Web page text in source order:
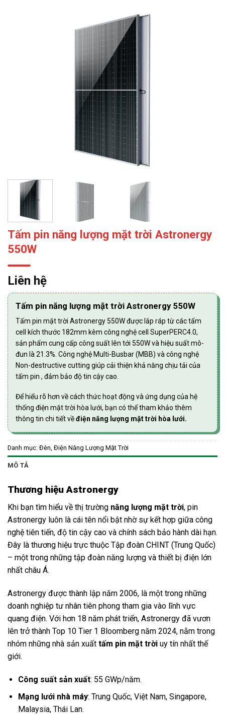
Tấm pin năng lượng mặt trời Astronergy
550W
Liên hệ
Tấm pin năng lượng mặt trời Astronergy 550W
Tấm pin mặt trời Astronergy 550W được lắp ráp từ các tấm
cell kích thước 182mm kèm công nghệ cell SuperPERC4.0,
sản phẩm cung cấp công suất lên tới 550W và hiệu suất mô-
đun là 21.3%. Công nghệ Multi-Busbar (MBB) và công nghệ
Non-destructive cutting giúp cải thiện khả năng chịu tải của
tấm pin , đảm bảo độ tin cậy cao.
Để hiểu rõ hơn về cách thức hoạt động và ứng dụng của hệ
thống điện mặt trời hòa lưới, bạn có thể tham khảo thêm
thông tin chi tiết vềđiện năng lượng mặt trời hòa lưới.
Danh mục: Đèn, Điện Năng Lượng Mặt Trời
MÔ TẢ
Thương hiệu Astronergy
Khi bạn tìm hiểu về thị trường năng lượng mặt trời, pin
Astronergy luôn là cái tên nổi bật nhờ sự kết hợp giữa công
nghệ tiên tiến, độ tin cậy cao và chính sách bảo hành dài hạn.
Đây là thương hiệu trực thuộc Tập đoàn CHINT (Trung Quốc)
– một trong những tập đoàn năng lượng và thiết bị điện lớn
nhất châu Á.
Astronergy được thành lập năm 2006, là một trong những
doanh nghiệp tư nhân tiên phong tham gia vào lĩnh vực
quang điện. Với hơn 18 năm phát triển, Astronergy đã vươn
lên trở thành Top 10 Tier 1 Bloomberg năm 2024, nằm trong
nhóm những nhà sản xuất tấm pin mặt trời uy tín nhất thế
giới.
Công suất sản xuất: 55 GWp/năm.
Mạng lưới nhà máy: Trung Quốc, Việt Nam, Singapore,
Malaysia, Thái Lan.